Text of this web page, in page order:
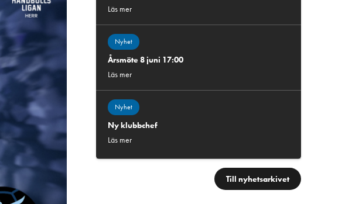
Läs mer
Nyhet
Årsmöte 8 juni 17:00
Läs mer
Nyhet
Ny klubbchef
Läs mer
Till nyhetsarkivet